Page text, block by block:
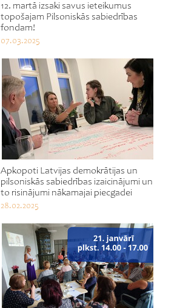
12. martā izsaki savus ieteikumus
topošajam Pilsoniskās sabiedrības
fondam!
07.03.2025
Apkopoti Latvijas demokrātijas un
pilsoniskās sabiedrības izaicinājumi un
to risinājumi nākamajai piecgadei
28.02.2025